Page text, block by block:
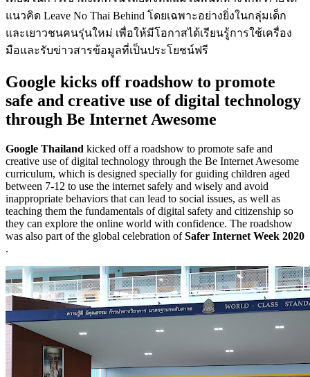
แนวคิด Leave No Thai Behind โดยเฉพาะอย่างยิ่งในกลุ่มเด็ก
และเยาวชนคนรุ่นใหม่ เพื่อให้มีโอกาสได้เรียนรู้การใช้เครื่อง
มือและรับข่าวสารข้อมูลที่เป็นประโยชน์ฟรี
Google kicks off roadshow to promote
safe and creative use of digital technology
through Be Internet Awesome
Google Thailand kicked off a roadshow to promote safe and
creative use of digital technology through the Be Internet Awesome
curriculum, which is designed specially for guiding children aged
between 7-12 to use the internet safely and wisely and avoid
inappropriate behaviors that can lead to social issues, as well as
teaching them the fundamentals of digital safety and citizenship so
they can explore the online world with confidence. The roadshow
was also part of the global celebration ofSafer Internet Week 2020
.